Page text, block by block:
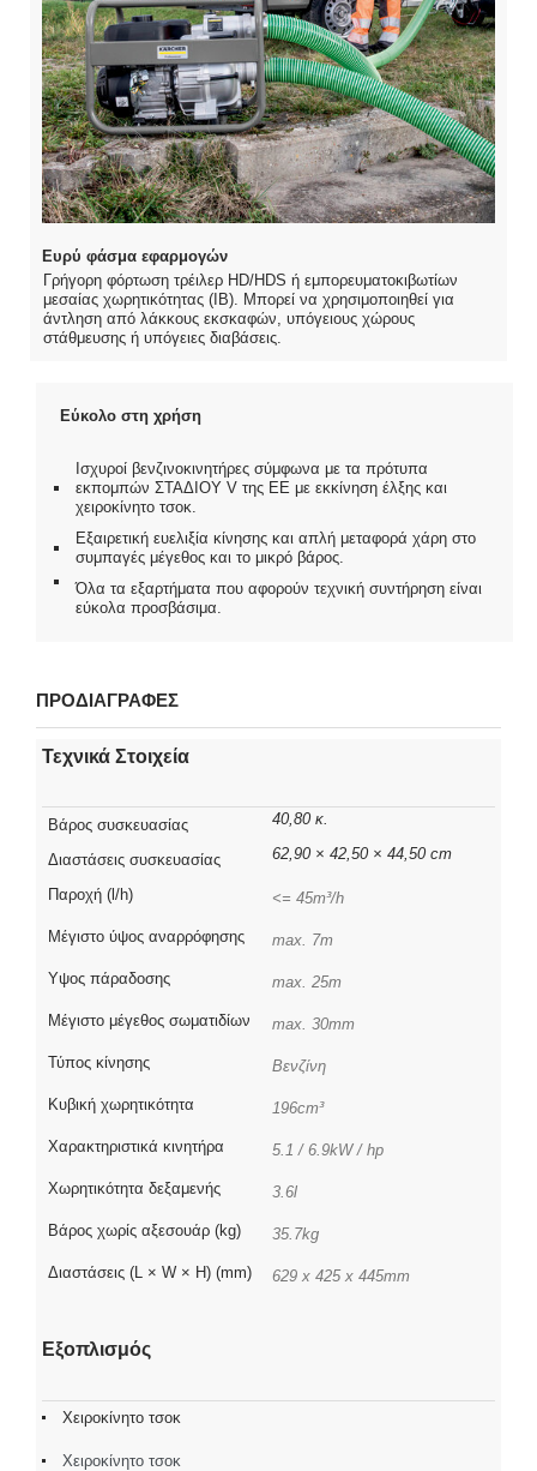
Ευρύ φάσμα εφαρμογών
Γρήγορη φόρτωση τρέιλερ HD/HDS ή εμπορευματοκιβωτίων
μεσαίας χωρητικότητας (IB). Μπορεί να χρησιμοποιηθεί για
άντληση από λάκκους εκσκαφών, υπόγειους χώρους
στάθμευσης ή υπόγειες διαβάσεις.
Εύκολο στη χρήση
Ισχυροί βενζινοκινητήρες σύμφωνα με τα πρότυπα
εκπομπών ΣΤΑΔΙΟΥ V της ΕΕ με εκκίνηση έλξης και
χειροκίνητο τσοκ.
Εξαιρετική ευελιξία κίνησης και απλή μεταφορά χάρη στο
συμπαγές μέγεθος και το μικρό βάρος.
Όλα τα εξαρτήματα που αφορούν τεχνική συντήρηση είναι
εύκολα προσβάσιμα.
ΠΡΟΔΙΑΓΡΑΦΕΣ
Τεχνικά Στοιχεία
Βάρος συσκευασίας 40,80 κ.
Διαστάσεις συσκευασίας 62,90 × 42,50 × 44,50 cm
Παροχή (l/h) <= 45m³/h
Μέγιστο ύψος αναρρόφησης max. 7m
Υψος πάραδοσης max. 25m
Μέγιστο μέγεθος σωματιδίων max. 30mm
Τύπος κίνησης Βενζίνη
Κυβική χωρητικότητα 196cm³
Χαρακτηριστικά κινητήρα 5.1 / 6.9kW / hp
Χωρητικότητα δεξαμενής 3.6l
Βάρος χωρίς αξεσουάρ (kg) 35.7kg
Διαστάσεις (L × W × H) (mm) 629 x 425 x 445mm
Εξοπλισμός
Χειροκίνητο τσοκ
Χειροκίνητο τσοκ